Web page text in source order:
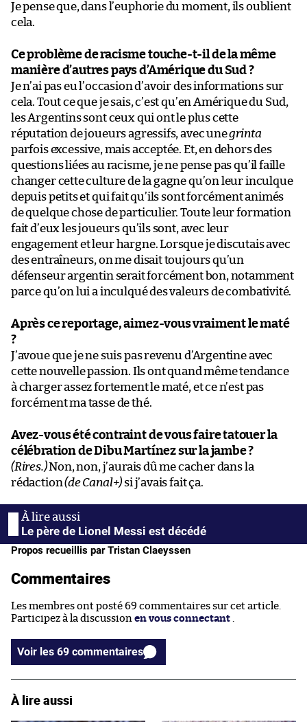
Je pense que, dans l’euphorie du moment, ils oublient
cela.
Ce problème de racisme touche-t-il de la même
manière d’autres pays d’Amérique du Sud ?
Je n’ai pas eu l’occasion d’avoir des informations sur
cela. Tout ce que je sais, c’est qu’en Amérique du Sud,
les Argentins sont ceux qui ont le plus cette
réputation de joueurs agressifs, avec unegrinta
parfois excessive, mais acceptée. Et, en dehors des
questions liées au racisme, je ne pense pas qu’il faille
changer cette culture de la gagne qu’on leur inculque
depuis petits et qui fait qu’ils sont forcément animés
de quelque chose de particulier. Toute leur formation
fait d’eux les joueurs qu’ils sont, avec leur
engagement et leur hargne. Lorsque je discutais avec
des entraîneurs, on me disait toujours qu’un
défenseur argentin serait forcément bon, notamment
parce qu’on lui a inculqué des valeurs de combativité.
Après ce reportage, aimez-vous vraiment le maté
?
J’avoue que je ne suis pas revenu d’Argentine avec
cette nouvelle passion. Ils ont quand même tendance
à charger assez fortement le maté, et ce n’est pas
forcément ma tasse de thé.
Avez-vous été contraint de vous faire tatouer la
célébration de Dibu Martínez sur la jambe ?
(Rires.)Non, non, j’aurais dû me cacher dans la
rédaction(de Canal+) si j’avais fait ça.
Le père de Lionel Messi est décédé
Propos recueillis par Tristan Claeyssen
Commentaires
Les membres ont posté 69 commentaires sur cet article.
Participez à la discussion en vous connectant .
Voir les 69 commentaires
À lire aussi